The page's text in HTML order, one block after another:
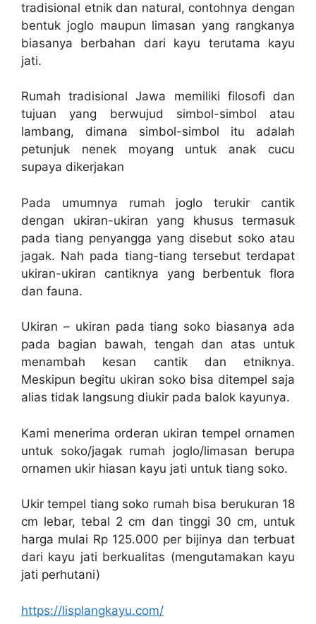
tradisional etnik dan natural, contohnya dengan
bentuk joglo maupun limasan yang rangkanya
biasanya berbahan dari kayu terutama kayu
jati.
Rumah tradisional Jawa memiliki filosofi dan
tujuan yang berwujud simbol-simbol atau
lambang, dimana simbol-simbol itu adalah
petunjuk nenek moyang untuk anak cucu
supaya dikerjakan
Pada umumnya rumah joglo terukir cantik
dengan ukiran-ukiran yang khusus termasuk
pada tiang penyangga yang disebut soko atau
jagak. Nah pada tiang-tiang tersebut terdapat
ukiran-ukiran cantiknya yang berbentuk flora
dan fauna.
Ukiran – ukiran pada tiang soko biasanya ada
pada bagian bawah, tengah dan atas untuk
menambah kesan cantik dan etniknya.
Meskipun begitu ukiran soko bisa ditempel saja
alias tidak langsung diukir pada balok kayunya.
Kami menerima orderan ukiran tempel ornamen
untuk soko/jagak rumah joglo/limasan berupa
ornamen ukir hiasan kayu jati untuk tiang soko.
Ukir tempel tiang soko rumah bisa berukuran 18
cm lebar, tebal 2 cm dan tinggi 30 cm, untuk
harga mulai Rp 125.000 per bijinya dan terbuat
dari kayu jati berkualitas (mengutamakan kayu
jati perhutani)
https://lisplangkayu.com/